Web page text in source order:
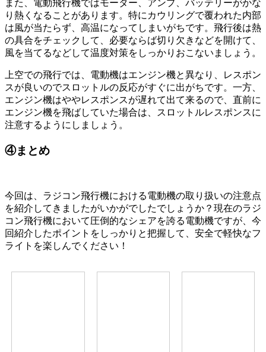
また、電動飛行機ではモーター、アンプ、バッテリーがかな
り熱くなることがあります。特にカウリングで覆われた内部
は風が当たらず、高温になってしまいがちです。飛行後は熱
の具合をチェックして、必要ならば切り欠きなどを開けて、
風を当てるなどして温度対策をしっかりおこないましょう。
上空での飛行では、電動機はエンジン機と異なり、レスポン
スが良いのでスロットルの反応がすぐに出がちです。一方、
エンジン機はややレスポンスが遅れて出て来るので、直前に
エンジン機を飛ばしていた場合は、スロットルレスポンスに
注意するようにしましょう。
④まとめ
今回は、ラジコン飛行機における電動機の取り扱いの注意点
を紹介してきましたがいかがでしたでしょうか？現在のラジ
コン飛行機において圧倒的なシェアを誇る電動機ですが、今
回紹介したポイントをしっかりと把握して、安全で軽快なフ
ライトを楽しんでください！